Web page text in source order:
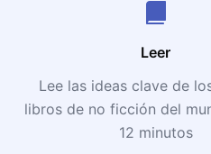
Leer
Lee las ideas clave de
libros de no ficción del
12 minutos